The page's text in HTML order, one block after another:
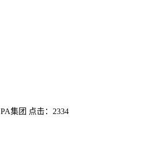
PA集团 点击： 2334